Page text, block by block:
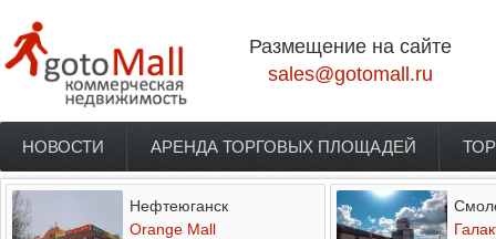
Размещение на сайте
sales@gotomall.ru
Главное меню
НОВОСТИ АРЕНДА ТОРГОВЫХ ПЛОЩАДЕЙ
Нефтеюганск
Orange Mall